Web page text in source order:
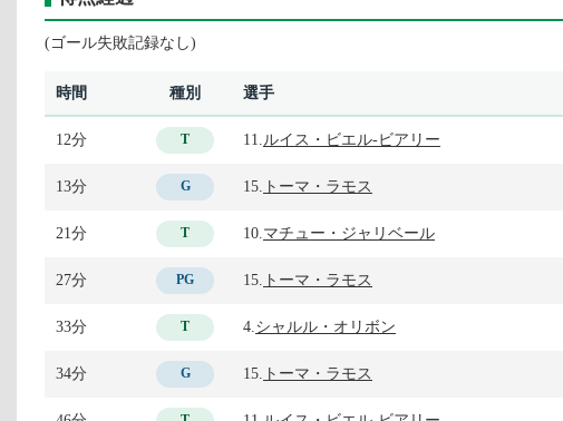
(ゴール失敗記録なし)
時間 種別 選手
12分 T 11. ルイス・ビエル-ビアリー
13分 G 15. トーマ・ラモス
21分 T 10. マチュー・ジャリベール
27分 PG 15. トーマ・ラモス
33分 T 4. シャルル・オリボン
34分 G 15. トーマ・ラモス